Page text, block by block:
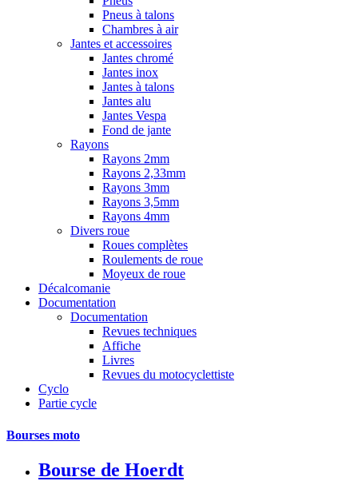
Pneus à talons
Chambres à air
Jantes et accessoires
Jantes chromé
Jantes inox
Jantes à talons
Jantes alu
Jantes Vespa
Fond de jante
Rayons
Rayons 2mm
Rayons 2,33mm
Rayons 3mm
Rayons 3,5mm
Rayons 4mm
Divers roue
Roues complètes
Roulements de roue
Moyeux de roue
Décalcomanie
Documentation
Documentation
Revues techniques
Affiche
Livres
Revues du motocyclettiste
Cyclo
Partie cycle
Bourses moto
Bourse de Hoerdt